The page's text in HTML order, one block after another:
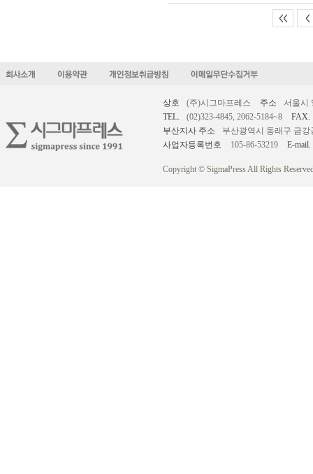
<< <
상호 (주)시그마프레스 주소
서울시
TEL.
(02)323-4845, 2062-5184~8
FAX.
부산지사 주소
부산광역시 동래구 금강
사업자등록번호
105-86-53219 E-mail.
Copyright © SigmaPress All Rights